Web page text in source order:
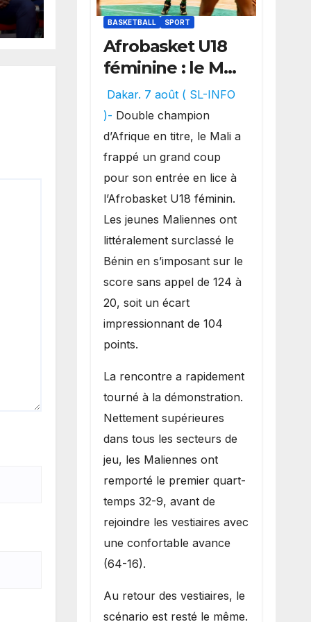
BASKETBALL SPORT
Afrobasket U18
féminine : le Mali
réalise un
véritable festival
offensif et
inflige une
lourde défaite
au Bénin.
Dakar. 7 août ( SL-INFO
)- Double champion
d’Afrique en titre, le Mali a
frappé un grand coup
pour son entrée en lice à
l’Afrobasket U18 féminin.
Les jeunes Maliennes ont
littéralement surclassé le
Bénin en s’imposant sur le
score sans appel de 124 à
20, soit un écart
impressionnant de 104
points.
La rencontre a rapidement
tourné à la démonstration.
Nettement supérieures
dans tous les secteurs de
jeu, les Maliennes ont
remporté le premier quart-
temps 32-9, avant de
rejoindre les vestiaires avec
une confortable avance
(64-16).
Au retour des vestiaires, le
scénario est resté le même.